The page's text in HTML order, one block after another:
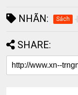
NHÃN: Sách
SHARE: